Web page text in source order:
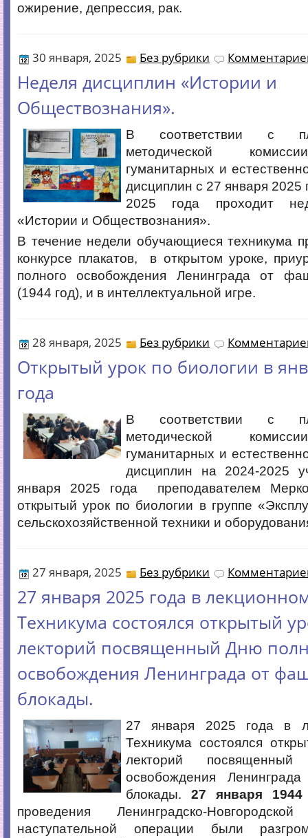
ожирение, депрессия, рак.
30 января, 2025 Без рубрики
Неделя дисциплин «Истории и
Обществознания».
В соответствии с
методической
гуманитарных и
дисциплин с 27 января 2025
2025 года проходит
«Истории и Обществознания».
В течение недели обучающиеся техникума
конкурсе плакатов, в открытом уроке,
полного освобождения Ленинграда от
(1944 год), и в интеллектуальной игре.
28 января, 2025 Без рубрики
Открытый урок по биологии в
года
В соответствии с
методической
гуманитарных и
дисциплин на 2024-2025
января 2025 года преподавателем
открытый урок по биологии в группе
сельскохозяйственной техники и
27 января, 2025 Без рубрики
27 января 2025 года в
Техникума состоялся открытый
лекторий посвященный Дню
освобождения Ленинграда от
блокады.
27 января 2025 года в
Техникума состоялся
лекторий
освобождения
блокады. 27 января 1944
проведения Ленинградско-Новгородской
наступательной операции были